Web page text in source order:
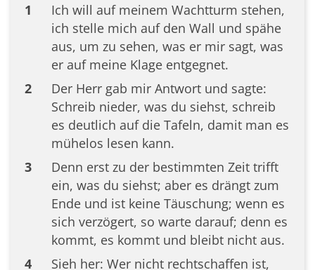
1
Ich will auf meinem Wachtturm stehen,
ich stelle mich auf den Wall und spähe
aus, um zu sehen, was er mir sagt, was
er auf meine Klage entgegnet.
2
Der Herr gab mir Antwort und sagte:
Schreib nieder, was du siehst, schreib
es deutlich auf die Tafeln, damit man es
mühelos lesen kann.
3
Denn erst zu der bestimmten Zeit trifft
ein, was du siehst; aber es drängt zum
Ende und ist keine Täuschung; wenn es
sich verzögert, so warte darauf; denn es
kommt, es kommt und bleibt nicht aus.
4
Sieh her: Wer nicht rechtschaffen ist,